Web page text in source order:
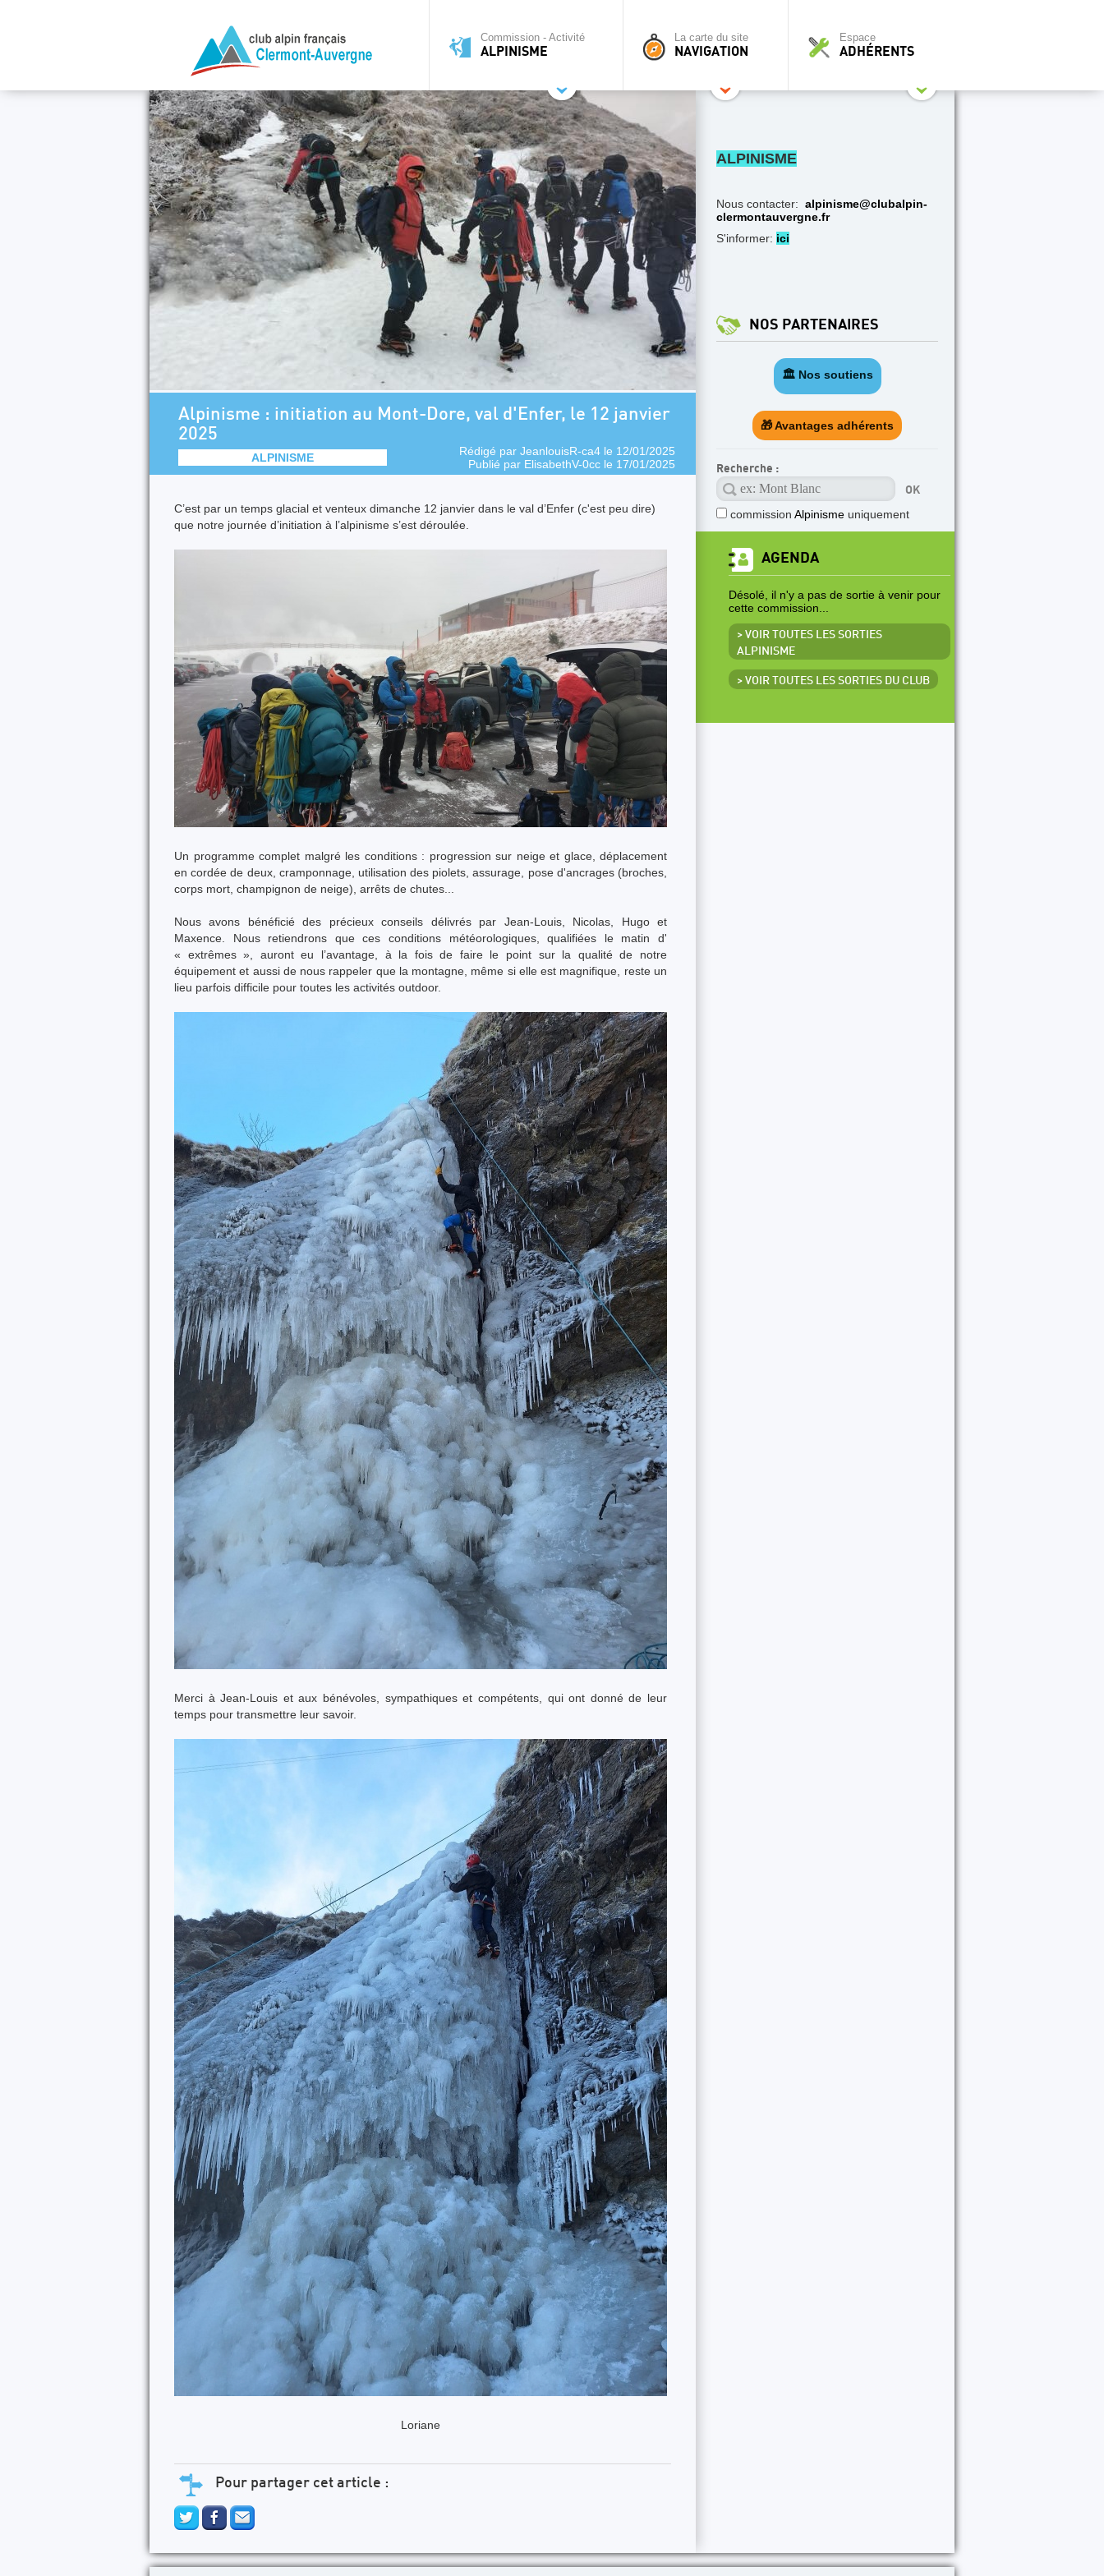
Commission - Activité
ALPINISME
La carte du site
NAVIGATION
Espace
ADHÉRENTS
Alpinisme : initiation au Mont-Dore, val d'Enfer, le 12 janvier
2025
ALPINISME Rédigé par JeanlouisR-ca4 le 12/01/2025
Publié par ElisabethV-0cc le 17/01/2025
C’est par un temps glacial et venteux dimanche 12 janvier dans le val d’Enfer (c'est peu dire)
que notre journée d’initiation à l’alpinisme s’est déroulée.
Un programme complet malgré les conditions : progression sur neige et glace, déplacement
en cordée de deux, cramponnage, utilisation des piolets, assurage, pose d'ancrages (broches,
corps mort, champignon de neige), arrêts de chutes...
Nous avons bénéficié des précieux conseils délivrés par Jean-Louis, Nicolas, Hugo et
Maxence. Nous retiendrons que ces conditions météorologiques, qualifiées le matin d'
« extrêmes », auront eu l’avantage, à la fois de faire le point sur la qualité de notre
équipement et aussi de nous rappeler que la montagne, même si elle est magnifique, reste un
lieu parfois difficile pour toutes les activités outdoor.
Merci à Jean-Louis et aux bénévoles, sympathiques et compétents, qui ont donné de leur
temps pour transmettre leur savoir.
Loriane
Pour partager cet article :
ALPINISME
Nous contacter: alpinisme@clubalpin-
clermontauvergne.fr
S'informer: ici
NOS PARTENAIRES
🏛️ Nos soutiens
🎁 Avantages adhérents
Recherche :
commission Alpinisme uniquement
AGENDA
Désolé, il n'y a pas de sortie à venir pour
cette commission...
> VOIR TOUTES LES SORTIES
ALPINISME
> VOIR TOUTES LES SORTIES DU CLUB